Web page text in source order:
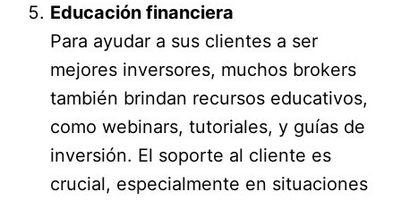
Educación financiera
Para ayudar a sus clientes a ser
mejores inversores, muchos brokers
también brindan recursos educativos,
como webinars, tutoriales, y guías de
inversión. El soporte al cliente es
crucial, especialmente en situaciones